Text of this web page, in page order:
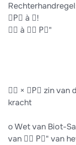
𝑏P⃗ à 𝐼!
𝑎⃗ à 𝑑𝐵 P⃗"
𝑎⃗ × 𝑏P⃗ zin van
kracht
o Wet van Biot-
van 𝑑𝐵 P⃗" van